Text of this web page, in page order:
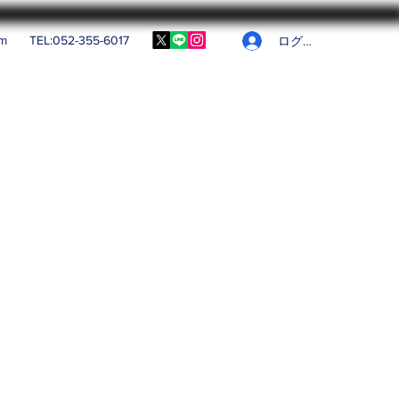
TEL:052-355-6017 ログイン